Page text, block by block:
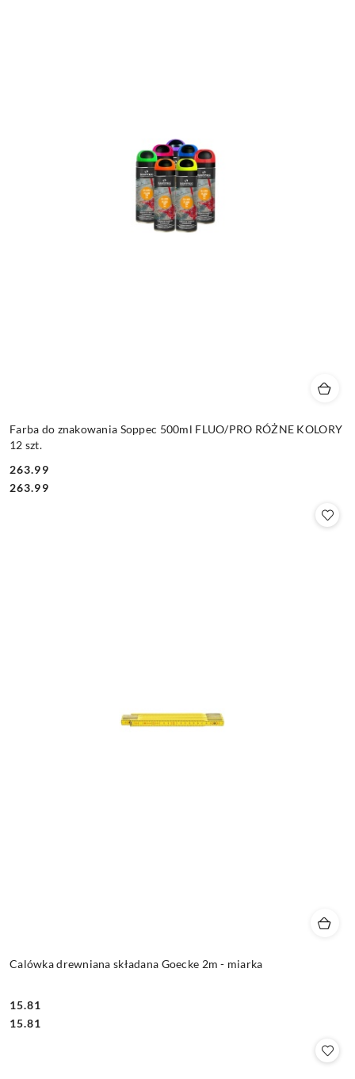
Farba do znakowania Soppec 500ml FLUO/PRO RÓŻNE KOLORY
12 szt.
Cena:
263.99
Cena:
263.99
Calówka drewniana składana Goecke 2m - miarka
Cena:
15.81
Cena:
15.81